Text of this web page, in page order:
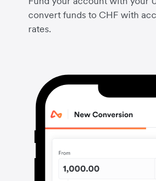
convert funds to CHF with
rates.